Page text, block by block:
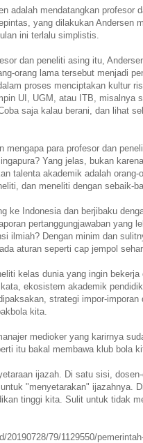
adalah mendatangkan profesor
yang dilakukan Andersen
ini terlalu simplistis.
dan peneliti asing itu,
orang lama tersebut menjadi
proses menciptakan kultur
UI, UGM, atau ITB, misalnya
saja kalau berani, dan lihat
para profesor dan
Yang jelas, bukan
talenta akademik adalah orang-
dan meneliti dengan sebaik-
ke Indonesia dan berjibaku
pertanggungjawaban yang
ilmiah? Dengan minim dan
aturan seperti cap jempol
kelas dunia yang ingin bekerja
ekosistem akademik
strategi impor-imporan
kita.
medioker yang karirnya
itu bakal membawa klub bola
ijazah. Di satu sisi,
"menyetarakan" ijazahnya.
tinggi kita. Sulit untuk tidak
79/1129550/